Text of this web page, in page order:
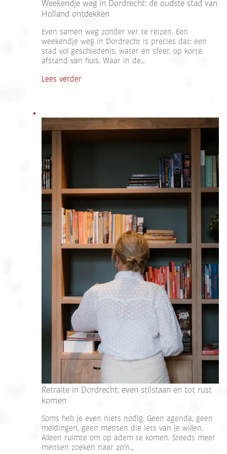
Weekendje weg in Dordrecht: de oudste stad van
Holland ontdekken
Even samen weg zonder ver te reizen. Een
weekendje weg in Dordrecht is precies dat: een
stad vol geschiedenis, water en sfeer, op korte
afstand van huis. Waar in de…
Lees verder
Retraite in Dordrecht: even stilstaan en tot rust
komen
Soms heb je even niets nodig. Geen agenda, geen
meldingen, geen mensen die iets van je willen.
Alleen ruimte om op adem te komen. Steeds meer
mensen zoeken naar zo’n…